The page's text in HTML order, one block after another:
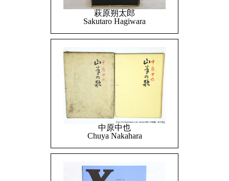
萩原朔太郎
Sakutaro Hagiwara
中原中也
Chuya Nakahara